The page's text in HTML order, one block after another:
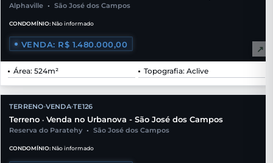
Alphaville • São José dos Campos
CONDOMÍNIO: Não informado
VENDA: R$ 1.480.000,00 ↗
Área: 524m² Topografia: Aclive
TERRENO•VENDA•TE126
Terreno • Venda no Urbanova - São José dos Campos
Reserva do Paratehy • São José dos Campos
CONDOMÍNIO: Não informado